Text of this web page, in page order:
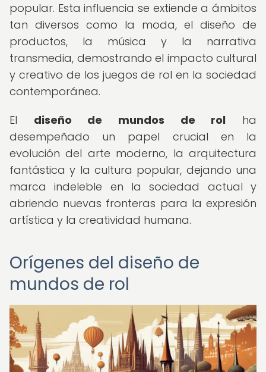
popular. Esta influencia se extiende a ámbitos
tan diversos como la moda, el diseño de
productos, la música y la narrativa
transmedia, demostrando el impacto cultural
y creativo de los juegos de rol en la sociedad
contemporánea.
El diseño de mundos de rol ha
desempeñado un papel crucial en la
evolución del arte moderno, la arquitectura
fantástica y la cultura popular, dejando una
marca indeleble en la sociedad actual y
abriendo nuevas fronteras para la expresión
artística y la creatividad humana.
Orígenes del diseño de
mundos de rol